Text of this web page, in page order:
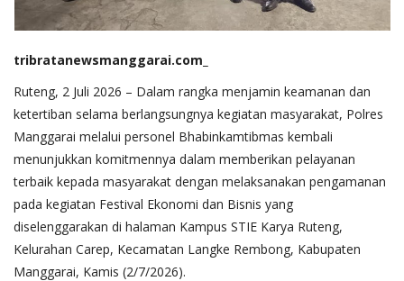
tribratanewsmanggarai.com_
Ruteng, 2 Juli 2026 – Dalam rangka menjamin keamanan dan
ketertiban selama berlangsungnya kegiatan masyarakat, Polres
Manggarai melalui personel Bhabinkamtibmas kembali
menunjukkan komitmennya dalam memberikan pelayanan
terbaik kepada masyarakat dengan melaksanakan pengamanan
pada kegiatan Festival Ekonomi dan Bisnis yang
diselenggarakan di halaman Kampus STIE Karya Ruteng,
Kelurahan Carep, Kecamatan Langke Rembong, Kabupaten
Manggarai, Kamis (2/7/2026).